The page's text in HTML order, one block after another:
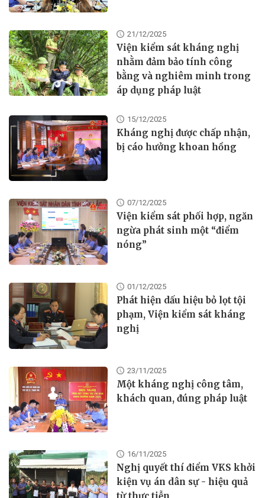
21/12/2025
Viện kiểm sát kháng nghị
nhằm đảm bảo tính công
bằng và nghiêm minh trong
áp dụng pháp luật
15/12/2025
Kháng nghị được chấp nhận,
bị cáo hưởng khoan hồng
07/12/2025
Viện kiểm sát phối hợp, ngăn
ngừa phát sinh một “điểm
nóng”
01/12/2025
Phát hiện dấu hiệu bỏ lọt tội
phạm, Viện kiểm sát kháng
nghị
23/11/2025
Một kháng nghị công tâm,
khách quan, đúng pháp luật
16/11/2025
Nghị quyết thí điểm VKS khởi
kiện vụ án dân sự - hiệu quả